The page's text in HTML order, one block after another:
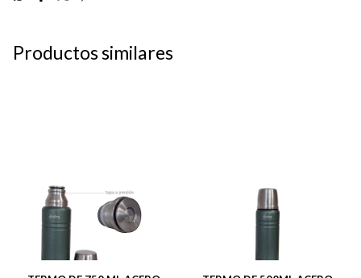
Productos similares